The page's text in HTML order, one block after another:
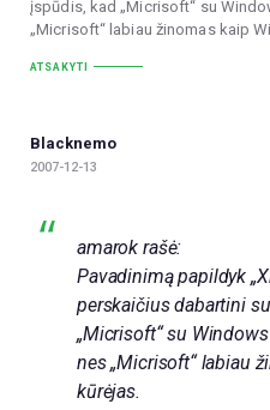
įspūdis, kad „Micrisoft“ su
„Micrisoft“ labiau žinomas kaip
ATSAKYTI
Blacknemo
2007-12-13
amarok rašė:
Pavadinimą papildyk
perskaičius dabartini
„Micrisoft“ su
nes „Micrisoft“ labiau
kūrėjas.